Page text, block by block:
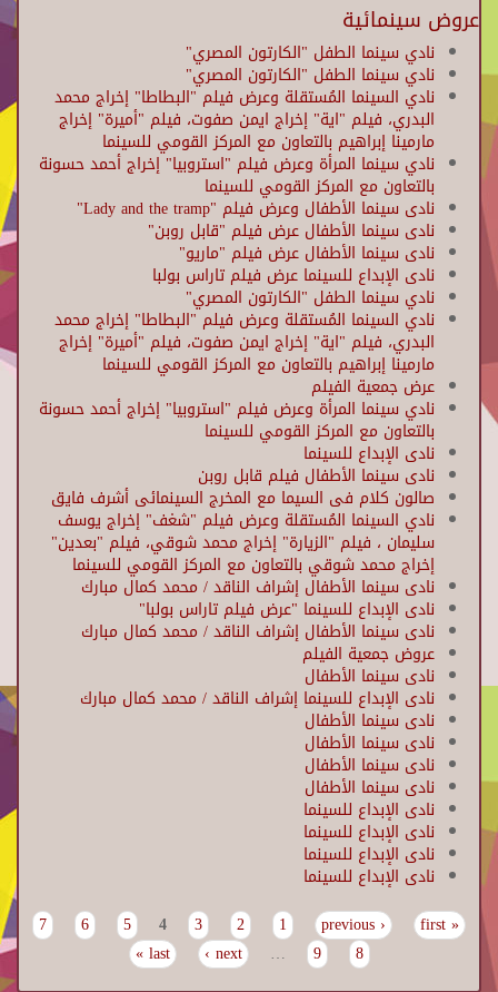
عروض سينمائية
نادي سينما الطفل "الكارتون المصري"
نادي سينما الطفل "الكارتون المصري"
نادي السينما المُستقلة وعرض فيلم "البطاطا" إخراج محمد
البدري، فيلم "اية" إخراج ايمن صفوت، فيلم "أميرة" إخراج
مارمينا إبراهيم بالتعاون مع المركز القومي للسينما
نادي سينما المرأة وعرض فيلم "استروبيا" إخراج أحمد حسونة
بالتعاون مع المركز القومي للسينما
نادى سينما الأطفال وعرض فيلم "Lady and the tramp"
نادى سينما الأطفال عرض فيلم "قابل روبن"
نادى سينما الأطفال عرض فيلم "ماريو"
نادى الإبداع للسينما عرض فيلم تاراس بولبا
نادي سينما الطفل "الكارتون المصري"
نادي السينما المُستقلة وعرض فيلم "البطاطا" إخراج محمد
البدري، فيلم "اية" إخراج ايمن صفوت، فيلم "أميرة" إخراج
مارمينا إبراهيم بالتعاون مع المركز القومي للسينما
عرض جمعية الفيلم
نادي سينما المرأة وعرض فيلم "استروبيا" إخراج أحمد حسونة
بالتعاون مع المركز القومي للسينما
نادى الإبداع للسينما
نادى سينما الأطفال فيلم قابل روبن
صالون كلام فى السيما مع المخرج السينمائى أشرف فايق
نادي السينما المُستقلة وعرض فيلم "شغف" إخراج يوسف
سليمان ، فيلم "الزيارة" إخراج محمد شوقي، فيلم "بعدين"
إخراج محمد شوقي بالتعاون مع المركز القومي للسينما
نادى سينما الأطفال إشراف الناقد / محمد كمال مبارك
نادى الإبداع للسينما "عرض فيلم تاراس بولبا"
نادى سينما الأطفال إشراف الناقد / محمد كمال مبارك
عروض جمعية الفيلم
نادى سينما الأطفال
نادى الإبداع للسينما إشراف الناقد / محمد كمال مبارك
نادى سينما الأطفال
نادى سينما الأطفال
نادى سينما الأطفال
نادى سينما الأطفال
نادى الإبداع للسينما
نادى الإبداع للسينما
نادى الإبداع للسينما
نادى الإبداع للسينما
Pages
« first
‹ previous
1
2
3
4
5
6
7
8
9
…
next ›
last »